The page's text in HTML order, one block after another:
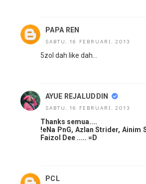
PAPA REN
SABTU, 16 FEBRUARI, 2013
5zol dah like dah...
AYUE REJALUDDIN
SABTU, 16 FEBRUARI, 2013
Thanks semua....
!eNa PnG, Azlan Strider, Ainim
Faizol Dee ..... =D
PCL